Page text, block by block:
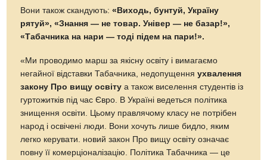
Вони також скандують:«Виходь, бунтуй, Україну
рятуй», «Знання — не товар. Універ — не базар!»,
«Табачника на нари — тоді підем на пари!».
«Ми проводимо марш за якісну освіту і вимагаємо
негайної відставки Табачника, недопущенняухвалення
закону Про вищу освіту а також виселення студентів із
гуртожитків під час Євро. В Україні ведеться політика
знищення освіти. Цьому правлячому класу не потрібен
народ і освічені люди. Вони хочуть лише бидло, яким
легко керувати. новий закон Про вищу освіту означає
повну її комерціоналізацію. Політика Табачника — це